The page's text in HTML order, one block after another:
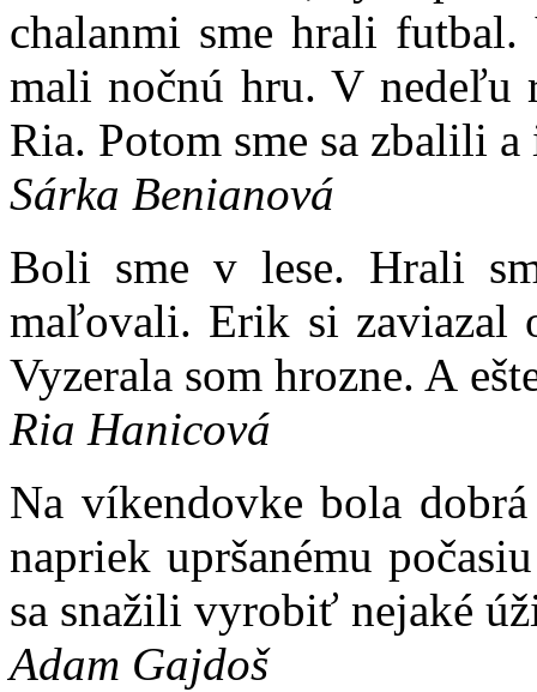
chalanmi sme hrali
mali nočnú hru. V nedeľu
Ria. Potom sme sa zbalili
Sárka Benianová
Boli sme v lese. Hrali
maľovali. Erik si zaviazal
Vyzerala som hrozne. A
Ria Hanicová
Na víkendovke bola
napriek upršanému
sa snažili vyrobiť nejaké
Adam Gajdoš